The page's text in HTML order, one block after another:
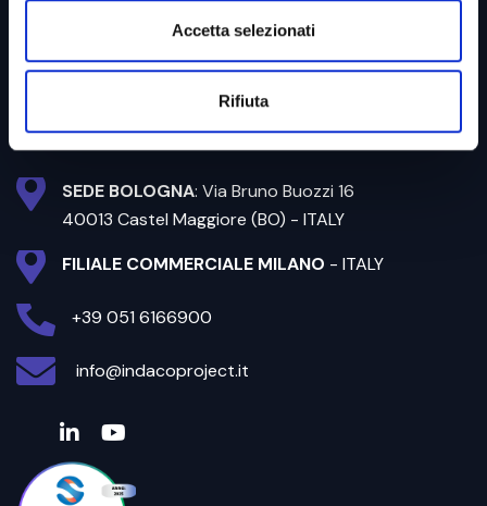
Accetta selezionati
Rifiuta
Indaco Project s.r.l.
SEDE BOLOGNA: Via Bruno Buozzi 16
40013 Castel Maggiore (BO) - ITALY
FILIALE COMMERCIALE MILANO - ITALY
+39 051 6166900
info@indacoproject.it